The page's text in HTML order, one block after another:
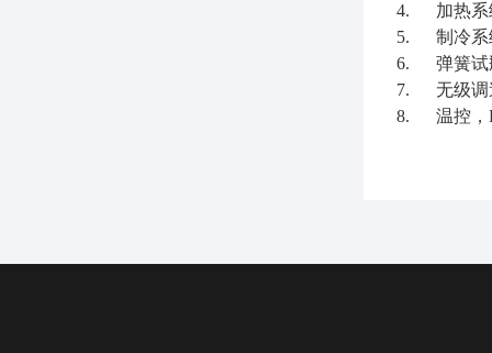
4. 加热系
5. 制冷系
6. 弹簧试
7. 无级调
8. 温控 ，